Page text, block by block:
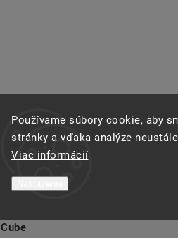
Používame súbory cookie, aby
stránky a vďaka analýze
Viac informácií
Cube